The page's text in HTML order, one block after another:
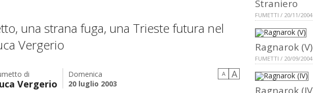
una strana fuga, una Trieste futura nel
Vergerio
di
Vergerio
Domenica
20 luglio 2003
A A
Straniero
FUMETTI / 20/11/2004
Ragnarok (V)
FUMETTI / 20/09/2004
Ragnarok